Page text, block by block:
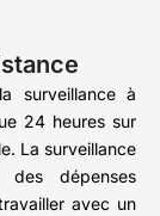
surveillance à
24 heures sur
La surveillance
dépenses
avec un